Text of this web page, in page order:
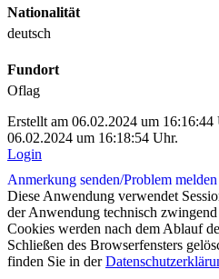
Nationalität
deutsch
Fundort
Oflag
Erstellt am 06.02.2024 um 16:16:44
06.02.2024 um 16:18:54 Uhr.
Login
Anmerkung senden/Problem melden
Diese Anwendung verwendet
der Anwendung technisch
Cookies werden nach dem Ablauf
Schließen des Browserfensters
finden Sie in der